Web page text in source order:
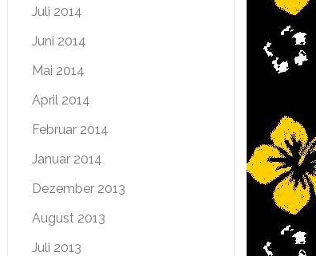
Juli 2014
Juni 2014
Mai 2014
April 2014
Februar 2014
Januar 2014
Dezember 2013
August 2013
Juli 2013